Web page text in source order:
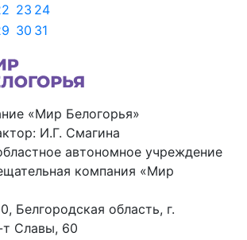
23 24
30 31
«Мир Белогорья»
И.Г. Смагина
автономное учреждение
компания «Мир
Белгородская область, г.
т Славы, 60